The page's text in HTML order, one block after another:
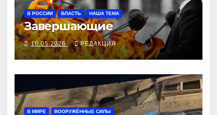
В РОССИИ ВЛАСТЬ НАША ТЕМА
Завершающие
10.05.2026 РЕДАКЦИЯ
В МИРЕ ВООРУЖЁННЫЕ СИЛЫ